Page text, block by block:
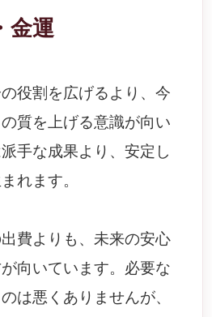
金運
役割を広げるより、今
質を上げる意識が向い
手な成果より、安定し
れます。
費よりも、未来の安心
向いています。必要な
は悪くありませんが、